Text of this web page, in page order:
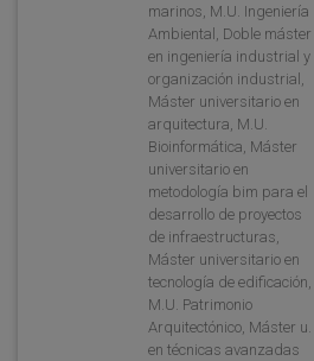
marinos, M.U. Ingeniería
Ambiental, Doble máster
en ingeniería industrial y
organización industrial,
Máster universitario en
arquitectura, M.U.
Bioinformática, Máster
universitario en
metodología bim para el
desarrollo de proyectos
de infraestructuras,
Máster universitario en
tecnología de edificación,
M.U. Patrimonio
Arquitectónico, Máster u.
en técnicas avanzadas